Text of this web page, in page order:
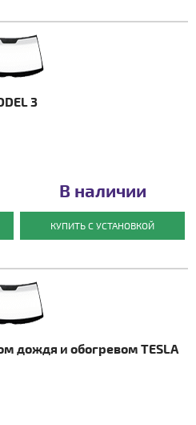
3
В наличии
КУПИТЬ С УСТАНОВКОЙ
дождя и обогревом TESLA